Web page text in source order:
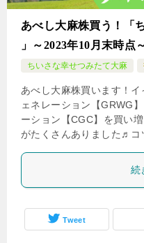
あべし大麻株買う！「
」～2023年10月末時点
ちいさな幸せつみたて大麻
あべし大麻株買います！
ェネレーション【GRWG
ーション【CGC】を買い
がたくさんありました♬コ
続
Tweet